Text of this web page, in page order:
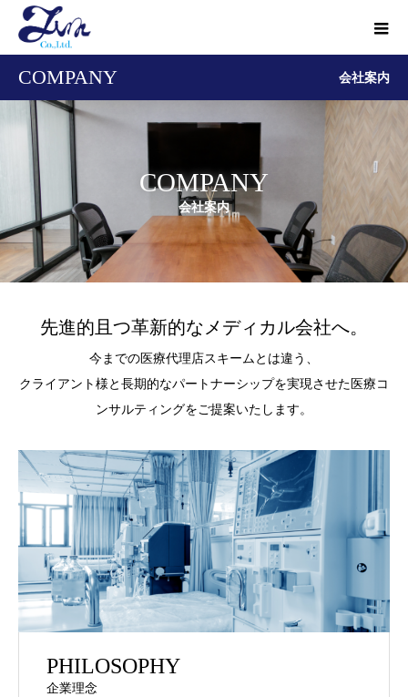
COMPANY 会社案内
COMPANY
会社案内
先進的且つ革新的なメディカル会社へ。
今までの医療代理店スキームとは違う、
クライアント様と長期的なパートナーシップを実現させた医療コ
ンサルティングをご提案いたします。
PHILOSOPHY
企業理念